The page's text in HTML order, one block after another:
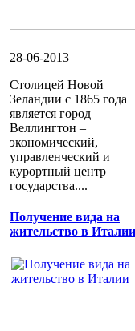
28-06-2013
Столицей Новой
Зеландии с 1865 года
является город
Веллингтон –
экономический,
управленческий и
курортный центр
государства....
Получение вида на
жительство в Италии